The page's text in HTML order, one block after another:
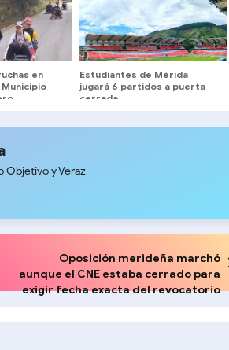
en
Estudiantes de Mérida
jugará 6 partidos a puerta
cerrada
Objetivo y Veraz
Oposición merideña marchó
aunque el CNE estaba cerrado para
exigir fecha exacta del revocatorio